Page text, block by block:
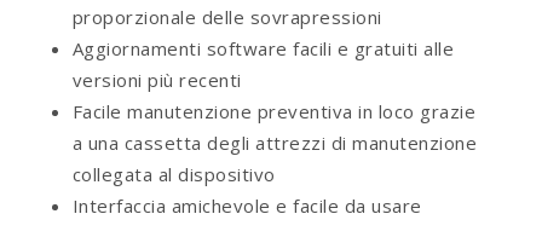
proporzionale delle sovrapressioni
Aggiornamenti software facili e gratuiti alle
versioni più recenti
Facile manutenzione preventiva in loco grazie
a una cassetta degli attrezzi di manutenzione
collegata al dispositivo
Interfaccia amichevole e facile da usare